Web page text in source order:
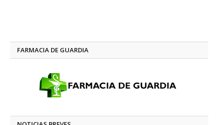
FARMACIA DE GUARDIA